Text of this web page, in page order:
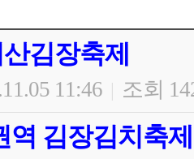
김장축제
11:46 | 조회
역 김장김치축제